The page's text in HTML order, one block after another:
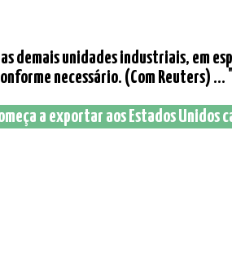
demais unidades industriais, em
necessário. (Com Reuters) ...
a exportar aos Estados Unidos